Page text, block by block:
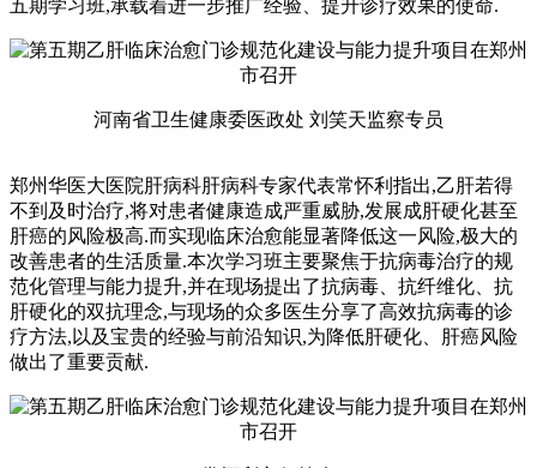
五期学习班,承载着进一步推广经验、提升诊疗效果的使命.
河南省卫生健康委医政处 刘笑天监察专员
郑州华医大医院肝病科肝病科专家代表常怀利指出,乙肝若得
不到及时治疗,将对患者健康造成严重威胁,发展成肝硬化甚至
肝癌的风险极高.而实现临床治愈能显著降低这一风险,极大的
改善患者的生活质量.本次学习班主要聚焦于抗病毒治疗的规
范化管理与能力提升,并在现场提出了抗病毒、抗纤维化、抗
肝硬化的双抗理念,与现场的众多医生分享了高效抗病毒的诊
疗方法,以及宝贵的经验与前沿知识,为降低肝硬化、肝癌风险
做出了重要贡献.